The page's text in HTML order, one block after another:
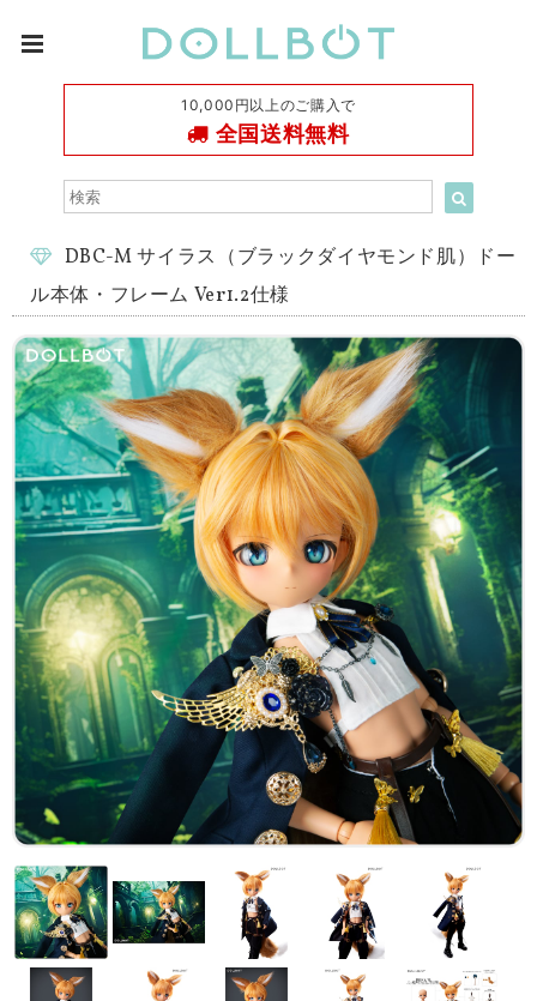
10,000円以上のご購入で
全国送料無料
DBC-M サイラス（ブラックダイヤモンド肌）ドー
ル本体・フレーム Ver1.2仕様